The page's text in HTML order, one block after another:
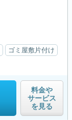
ゴミ屋敷片付け
料金や
サービス
を見る